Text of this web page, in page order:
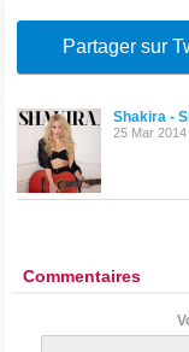
Partager sur
Shakira -
25 Mar 2014
Commentaires